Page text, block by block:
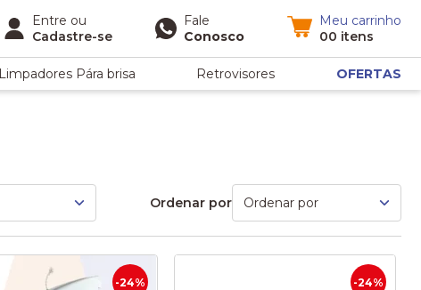
Entre ou
Cadastre-se
Fale
Conosco
Meu carrinho
00 itens
Limpadores Pára brisa Retrovisores OFERTAS
Ordenar por
-24% -24%